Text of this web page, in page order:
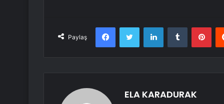
Paylaş
FacebookTwitter LinkedInTumblr
ELA KARADURAK